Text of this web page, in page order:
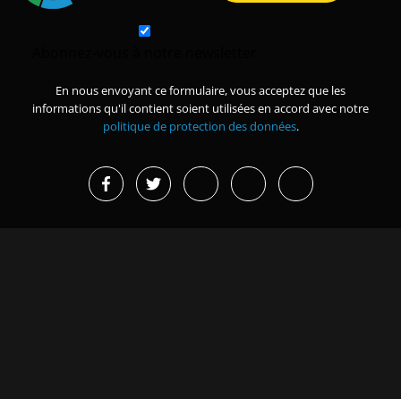
En nous envoyant ce formulaire, vous acceptez que les
informations qu'il contient soient utilisées en accord avec notre
politique de protection des données.